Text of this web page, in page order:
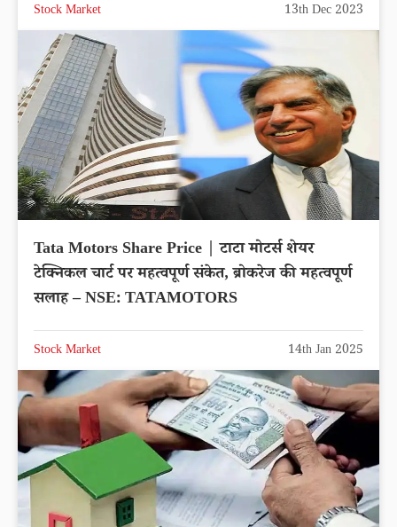
Stock Market 13th Dec 2023
Tata Motors Share Price | टाटा मोटर्स शेयर
टेक्निकल चार्ट पर महत्वपूर्ण संकेत, ब्रोकरेज की महत्वपूर्ण
सलाह – NSE: TATAMOTORS
Stock Market 14th Jan 2025